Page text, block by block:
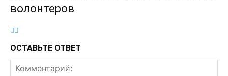
волонтеров
ОСТАВЬТЕ ОТВЕТ